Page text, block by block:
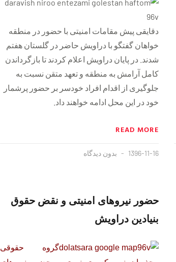
دقایقی پیش مقامات امنیتی با حضور در منطقه
خواهان گفتگو با دراویش حاضر در گلستان هفتم
شدند. در پایان دراویش اعلام کردند تا بازگرداندن
کامل آرامش به منطقه و تعهد متقن نسبت به
جلوگیری از اقدام افراد خودسر بر حضور پرشمار
خود در این محل ادامه خواهند داد.
READ MORE
1396-11-16 بدون دیدگاه
حضور نیروهای امنیتی و نقض حقوق
بنیادین دراویش
گروه حقوقی